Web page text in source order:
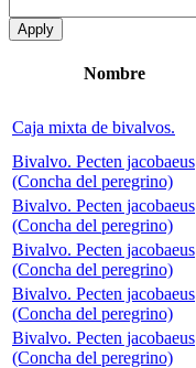
Nombre
Caja mixta de bivalvos.
Bivalvo. Pecten jacobaeus
(Concha del peregrino)
Bivalvo. Pecten jacobaeus
(Concha del peregrino)
Bivalvo. Pecten jacobaeus
(Concha del peregrino)
Bivalvo. Pecten jacobaeus
(Concha del peregrino)
Bivalvo. Pecten jacobaeus
(Concha del peregrino)